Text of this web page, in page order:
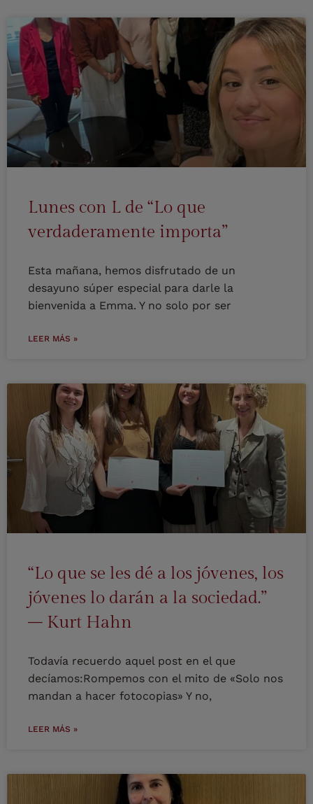
Lunes con L de “Lo que
verdaderamente importa”
Esta mañana, hemos disfrutado de un
desayuno súper especial para darle la
bienvenida a Emma. Y no solo por ser
LEER MÁS »
“Lo que se les dé a los jóvenes, los
jóvenes lo darán a la sociedad.”
– Kurt Hahn
Todavía recuerdo aquel post en el que
decíamos:Rompemos con el mito de «Solo nos
mandan a hacer fotocopias» Y no,
LEER MÁS »